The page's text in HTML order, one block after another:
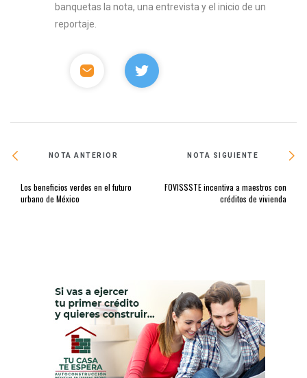
banquetas la nota, una entrevista y el inicio de un
reportaje.
NOTA ANTERIOR
Los beneficios verdes en el futuro
urbano de México
NOTA SIGUIENTE
FOVISSSTE incentiva a maestros con
créditos de vivienda